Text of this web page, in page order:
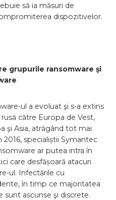
să ia măsuri de
dispozitivelor.
grupurile ransomware şi
ul a evoluat şi s-a extins
către Europa de Vest,
şi Asia, atrăgând tot mai
specialiștii Symantec
ar putea intra în
care desfășoară atacuri
ul. Infectările cu
în timp ce majoritatea
sunt ascunse şi discrete.